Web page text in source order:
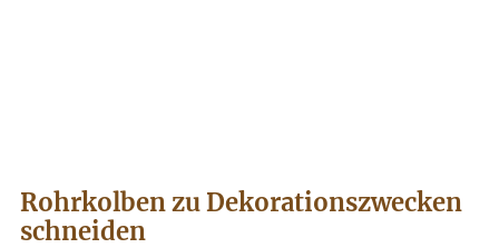
Rohrkolben zu Dekorationszwecken
schneiden